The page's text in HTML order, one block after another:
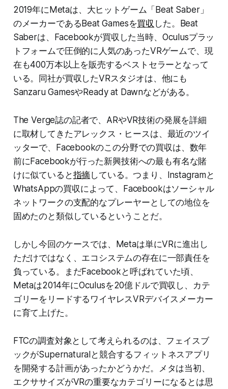
2019年にMetaは、大ヒットゲーム「Beat Saber」
のメーカーであるBeat Gamesを買収 した。Beat
Saberは、Facebookが買収した当時、Oculusプラッ
トフォームで圧倒的に人気のあったVRゲームで、現
在も400万本以上を販売するベストセラーとなって
いる。同社が買収したVRスタジオは、他にも
Sanzaru GamesやReady at Dawnなどがある。
The Verge誌の記者で、ARやVR技術の発展を詳細
に取材してきたアレックス・ヒースは、最近のツイ
ッターで、Facebookのこの分野での買収は、数年
前にFacebookが行った新興技術への最も有名な賭
けに似ていると指摘している。つまり、Instagramと
WhatsAppの買収によって、Facebookはソーシャル
ネットワークの支配的なプレーヤーとしての地位を
固めたのと類似しているということだ。
しかし今回のケースでは、Metaは単にVRに進出し
ただけではなく、エコシステムの存在に一部責任を
負っている。まだFacebookと呼ばれていた頃、
Metaは2014年にOculusを20億ドルで買収し、カテ
ゴリーをリードするワイヤレスVRデバイスメーカー
に育て上げた。
FTCの調査対象として考えられるのは、フェイスブ
ックがSupernaturalと競合するフィットネスアプリ
を開発する計画があったかどうかだ。メタは当初、
エクササイズがVRの重要なカテゴリーになるとは思